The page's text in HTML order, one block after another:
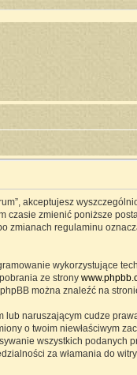
akceptujesz
czasie zmienić poniższe
zmianach regulaminu
wykorzystujące
ze strony
można znaleźć na
naruszającym cudze
o twoim niewłaściwym
wszystkich podanych
za włamania do